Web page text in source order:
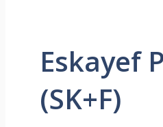
Eskayef
(SK+F)